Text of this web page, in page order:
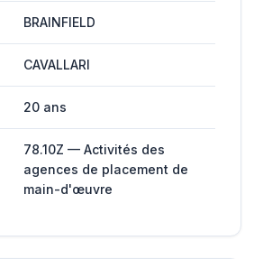
BRAINFIELD
CAVALLARI
20 ans
78.10Z — Activités des
agences de placement de
main-d'œuvre